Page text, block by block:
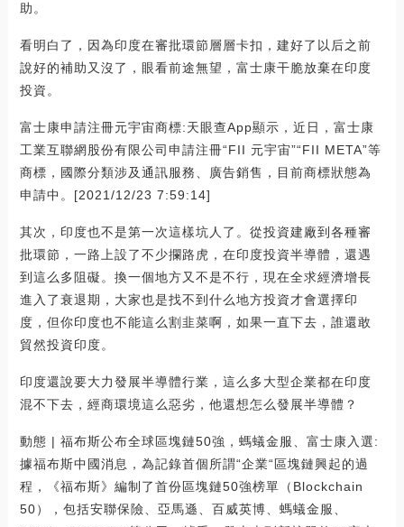
助。
看明白了，因為印度在審批環節層層卡扣，建好了以后之前
說好的補助又沒了，眼看前途無望，富士康干脆放棄在印度
投資。
富士康申請注冊元宇宙商標:天眼查App顯示，近日，富士康
工業互聯網股份有限公司申請注冊“FII 元宇宙”“FII META”等
商標，國際分類涉及通訊服務、廣告銷售，目前商標狀態為
申請中。[2021/12/23 7:59:14]
其次，印度也不是第一次這樣坑人了。從投資建廠到各種審
批環節，一路上設了不少攔路虎，在印度投資半導體，還遇
到這么多阻礙。換一個地方又不是不行，現在全求經濟增長
進入了衰退期，大家也是找不到什么地方投資才會選擇印
度，但你印度也不能這么割韭菜啊，如果一直下去，誰還敢
貿然投資印度。
印度還說要大力發展半導體行業，這么多大型企業都在印度
混不下去，經商環境這么惡劣，他還想怎么發展半導體？
動態 | 福布斯公布全球區塊鏈50強，螞蟻金服、富士康入選:
據福布斯中國消息，為記錄首個所謂“企業“區塊鏈興起的過
程，《福布斯》編制了首份區塊鏈50強榜單（Blockchain
50），包括安聯保險、亞馬遜、百威英博、螞蟻金服、